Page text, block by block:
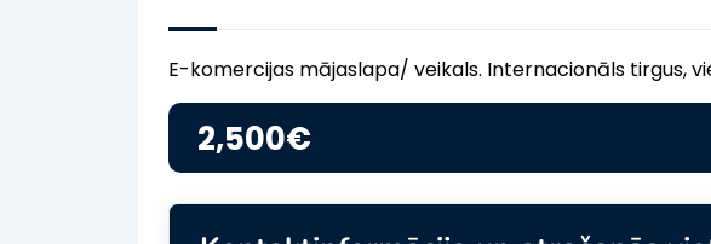
E-komercijas mājaslapa/ veikals. Internacionāls tirgus,
2,500€